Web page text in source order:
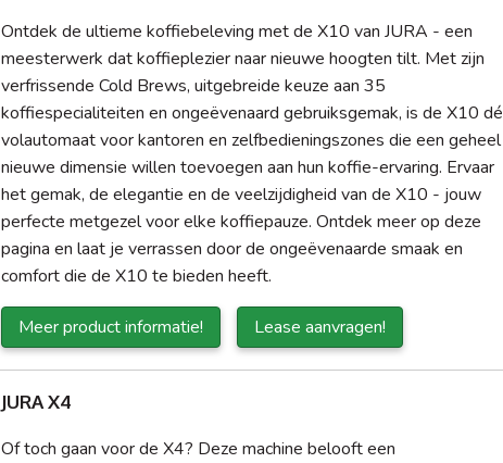
Ontdek de ultieme koffiebeleving met de X10 van JURA - een
meesterwerk dat koffieplezier naar nieuwe hoogten tilt. Met zijn
verfrissende Cold Brews, uitgebreide keuze aan 35
koffiespecialiteiten en ongeëvenaard gebruiksgemak, is de X10 dé
volautomaat voor kantoren en zelfbedieningszones die een geheel
nieuwe dimensie willen toevoegen aan hun koffie-ervaring. Ervaar
het gemak, de elegantie en de veelzijdigheid van de X10 - jouw
perfecte metgezel voor elke koffiepauze. Ontdek meer op deze
pagina en laat je verrassen door de ongeëvenaarde smaak en
comfort die de X10 te bieden heeft.
Meer product informatie! Lease aanvragen!
JURA X4
Of toch gaan voor de X4? Deze machine belooft een